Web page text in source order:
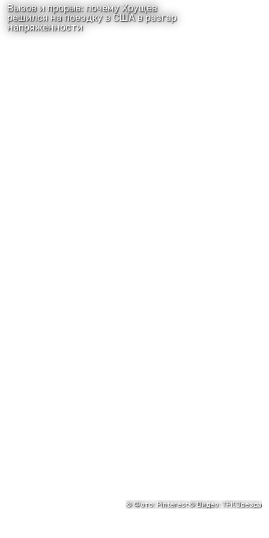
Вызов и прорыв: почему Хрущев
решился на поездку в США в разгар
напряженности
© Фото: Pinterest© Видео: ТРК Звезда